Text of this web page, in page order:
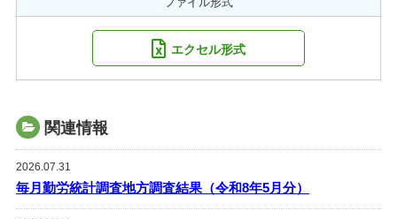
エクセル形式
関連情報
2026.07.31
毎月勤労統計調査地方調査結果（令和8年5月分）